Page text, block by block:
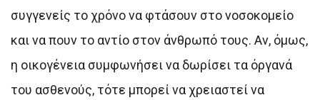
συγγενείς το χρόνο να φτάσουν στο νοσοκομείο
και να πουν το αντίο στον άνθρωπό τους. Αν, όμως,
η οικογένεια συμφωνήσει να δωρίσει τα όργανά
του ασθενούς, τότε μπορεί να χρειαστεί να